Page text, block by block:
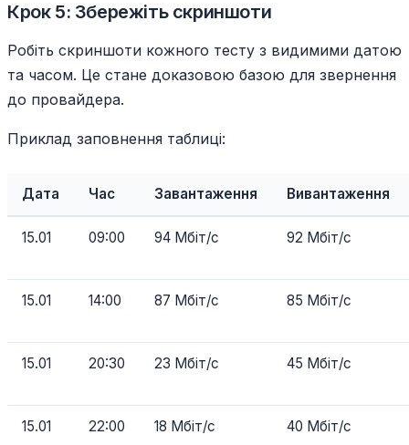
Крок 5: Збережіть скриншоти
Робіть скриншоти кожного тесту з видимими датою
та часом. Це стане доказовою базою для звернення
до провайдера.
Приклад заповнення таблиці:
Дата Час Завантаження Вивантаження
15.01 09:00 94 Мбіт/с 92 Мбіт/с
15.01 14:00 87 Мбіт/с 85 Мбіт/с
15.01 20:30 23 Мбіт/с 45 Мбіт/с
15.01 22:00 18 Мбіт/с 40 Мбіт/с